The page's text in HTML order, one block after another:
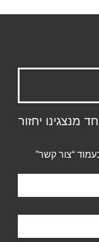
מנצגינו יחזור
“צור קשר”